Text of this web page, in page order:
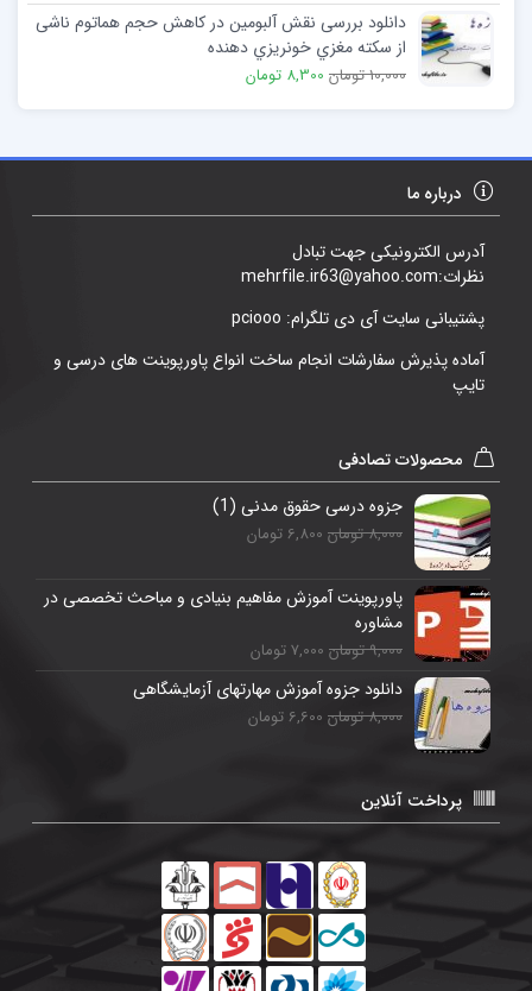
دانلود بررسی نقش آلبومین در کاهش حجم هماتوم ناشی
از سکته مغزي خونریزي دهنده
10,000 تومان 8,300 تومان
درباره ما
آدرس الکترونیکی جهت تبادل
نظرات:mehrfile.ir63@yahoo.com
پشتیبانی سایت آی دی تلگرام: pciooo
آماده پذیرش سفارشات انجام ساخت انواع پاورپوینت های درسی و
تایپ
محصولات تصادفی
جزوه درسی حقوق مدنی (1)
8,000 تومان 6,800 تومان
پاورپوینت آموزش مفاهیم بنیادی و مباحث تخصصی در
مشاوره
9,000 تومان 7,000 تومان
دانلود جزوه آموزش مهارتهای آزمایشگاهی
8,000 تومان 6,600 تومان
پرداخت آنلاین